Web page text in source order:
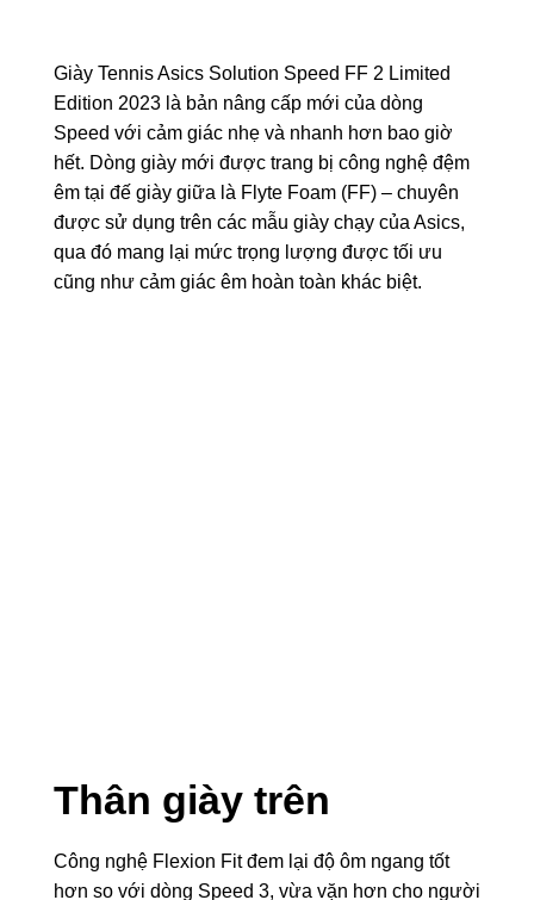
Giày Tennis Asics Solution Speed FF 2 Limited
Edition 2023 là bản nâng cấp mới của dòng
Speed với cảm giác nhẹ và nhanh hơn bao giờ
hết. Dòng giày mới được trang bị công nghệ đệm
êm tại đế giày giữa là Flyte Foam (FF) – chuyên
được sử dụng trên các mẫu giày chạy của Asics,
qua đó mang lại mức trọng lượng được tối ưu
cũng như cảm giác êm hoàn toàn khác biệt.
Thân giày trên
Công nghệ Flexion Fit đem lại độ ôm ngang tốt
hơn so với dòng Speed 3, vừa vặn hơn cho người